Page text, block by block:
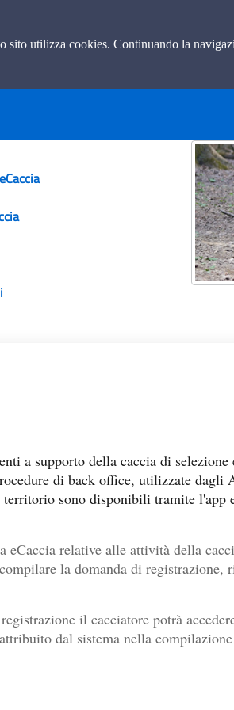
controllo
a supporto della caccia di
di back office, utilizzate
sono disponibili tramite l'app
eCaccia relative alle attività della
la domanda di
il cacciatore potrà
dal sistema nella
utilizza cookies. Continuando la